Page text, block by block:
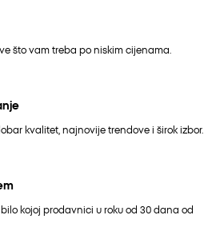
što vam treba po niskim cijenama.
kvalitet, najnovije trendove i širok izbor.
kojoj prodavnici u roku od 30 dana od